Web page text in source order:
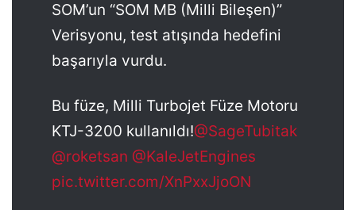
SOM’un “SOM MB (Milli Bileşen)”
Verisyonu, test atışında hedefini
başarıyla vurdu.
Bu füze, Milli Turbojet Füze Motoru
KTJ-3200 kullanıldı!@SageTubitak
@roketsan @KaleJetEngines
pic.twitter.com/XnPxxJjoON